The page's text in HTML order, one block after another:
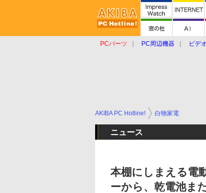
PCパーツ PC周辺機器 ビデ
AKIBA PC Hotline! 白物家電
ニュース
本棚にしまえる電
ーから、乾電池ま